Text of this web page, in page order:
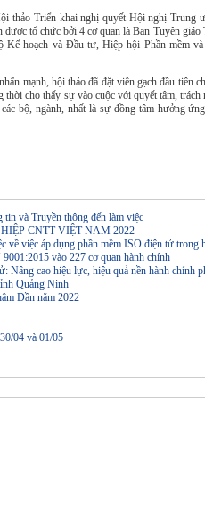
thảo Triển khai nghị quyết Hội nghị Trung
được tổ chức bởi 4 cơ quan là Ban Tuyên
Kế hoạch và Đầu tư, Hiệp hội Phần mềm
mạnh, hội thảo đã đặt viên gạch đầu tiên
cho thấy sự vào cuộc với quyết tâm, trách
bộ, ngành, nhất là sự đồng tâm hưởng
tin và Truyền thông đến làm việc
CNTT VIỆT NAM 2022
về việc áp dụng phần mềm ISO điện tử trong
vào 227 cơ quan hành chính
Nâng cao hiệu lực, hiệu quả nền hành chính
Quảng Ninh
Dần năm 2022
04 và 01/05